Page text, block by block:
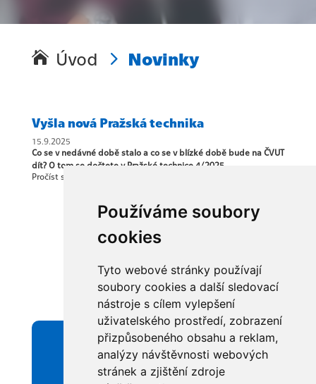
Používáme soubory
cookies
Tyto webové stránky používají
soubory cookies a další sledovací
nástroje s cílem vylepšení
uživatelského prostředí, zobrazení
přizpůsobeného obsahu a reklam,
analýzy návštěvnosti webových
stránek a zjištění zdroje
Úvod 5 Novinky
Vyšla nová Pražská technika
15.9.2025
Co se v nedávné době stalo a co se v blízké době bude na ČVUT
dít? O tom se dočtete v Pražské technice 4/2025.
Pročíst si ji můžete
Share
Zůstaňte v kontaktu s